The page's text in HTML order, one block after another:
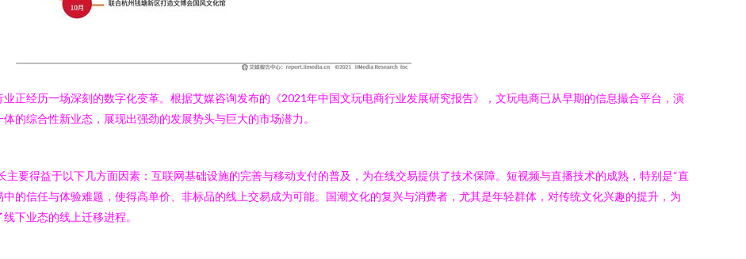
正经历一场深刻的数字化变革。根据艾媒咨询发布的《2021年中国文玩电商行业发展研究报告》，文玩电商已从早期的信息撮合平台，演
的综合性新业态，展现出强劲的发展势头与巨大的市场潜力。
要得益于以下几方面因素：互联网基础设施的完善与移动支付的普及，为在线交易提供了技术保障。短视频与直播技术的成熟，特别是“直
的信任与体验难题，使得高单价、非标品的线上交易成为可能。国潮文化的复兴与消费者，尤其是年轻群体，对传统文化兴趣的提升，为
下业态的线上迁移进程。